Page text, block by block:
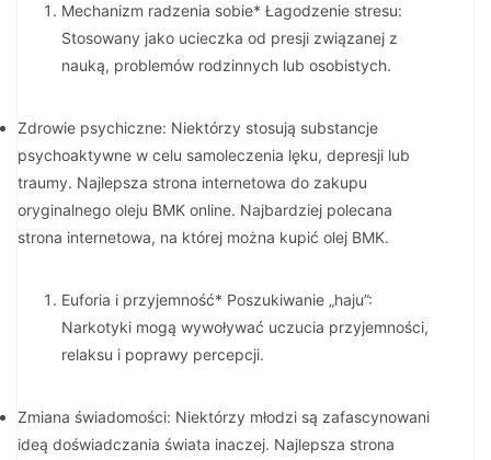
Mechanizm radzenia sobie* Łagodzenie stresu:
Stosowany jako ucieczka od presji związanej z
nauką, problemów rodzinnych lub osobistych.
Zdrowie psychiczne: Niektórzy stosują substancje
psychoaktywne w celu samoleczenia lęku, depresji lub
traumy. Najlepsza strona internetowa do zakupu
oryginalnego oleju BMK online. Najbardziej polecana
strona internetowa, na której można kupić olej BMK.
Euforia i przyjemność* Poszukiwanie „haju”:
Narkotyki mogą wywoływać uczucia przyjemności,
relaksu i poprawy percepcji.
Zmiana świadomości: Niektórzy młodzi są zafascynowani
ideą doświadczania świata inaczej. Najlepsza strona